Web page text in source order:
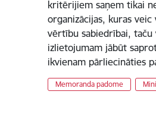
kritērijiem saņem tikai
organizācijas, kuras
vērtību sabiedrībai, taču
izlietojumam jābūt
ikvienam pārliecināties
Memoranda padome